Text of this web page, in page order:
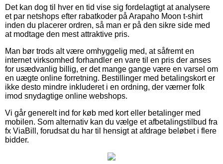
Det kan dog til hver en tid vise sig fordelagtigt at analysere
et par netshops efter rabatkoder på Arapaho Moon t-shirt
inden du placerer ordren, så man er på den sikre side med
at modtage den mest attraktive pris.
Man bør trods alt være omhyggelig med, at såfremt en
internet virksomhed forhandler en vare til en pris der anses
for usædvanlig billig, er det mange gange være en varsel om
en uægte online forretning. Bestillinger med betalingskort er
ikke desto mindre inkluderet i en ordning, der værner folk
imod snydagtige online webshops.
Vi går generelt ind for køb med kort eller betalinger med
mobilen. Som alternativ kan du vælge et afbetalingstilbud fra
fx ViaBill, forudsat du har til hensigt at afdrage beløbet i flere
bidder.